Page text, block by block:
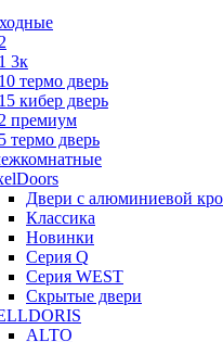
3к
термо дверь
кибер дверь
премиум
термо дверь
Двери с алюминиевой
Классика
Новинки
Серия Q
Серия WEST
Скрытые двери
ALTO